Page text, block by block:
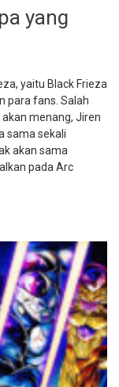
yang
yaitu Black Frieza
para fans. Salah
menang, Jiren
sama sekali
akan sama
pada Arc